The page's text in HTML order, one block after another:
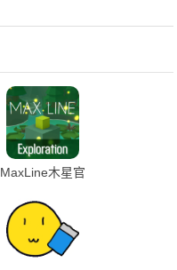
MaxLine木星官